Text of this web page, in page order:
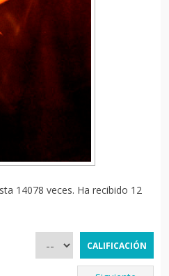
14078 veces. Ha recibido 12